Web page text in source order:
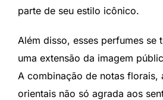
parte de seu estilo icônico.
Além disso, esses perfumes se
uma extensão da imagem
A combinação de notas florais,
orientais não só agrada aos